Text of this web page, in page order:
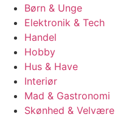
Børn & Unge
Elektronik & Tech
Handel
Hobby
Hus & Have
Interiør
Mad & Gastronomi
Skønhed & Velvære